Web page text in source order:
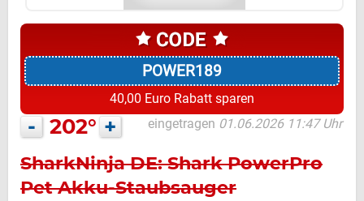
POWER189
40,00 Euro Rabatt sparen
- 202° + eingetragen 01.06.2026 11:47 Uhr
SharkNinja DE: Shark PowerPro
Pet Akku-Staubsauger